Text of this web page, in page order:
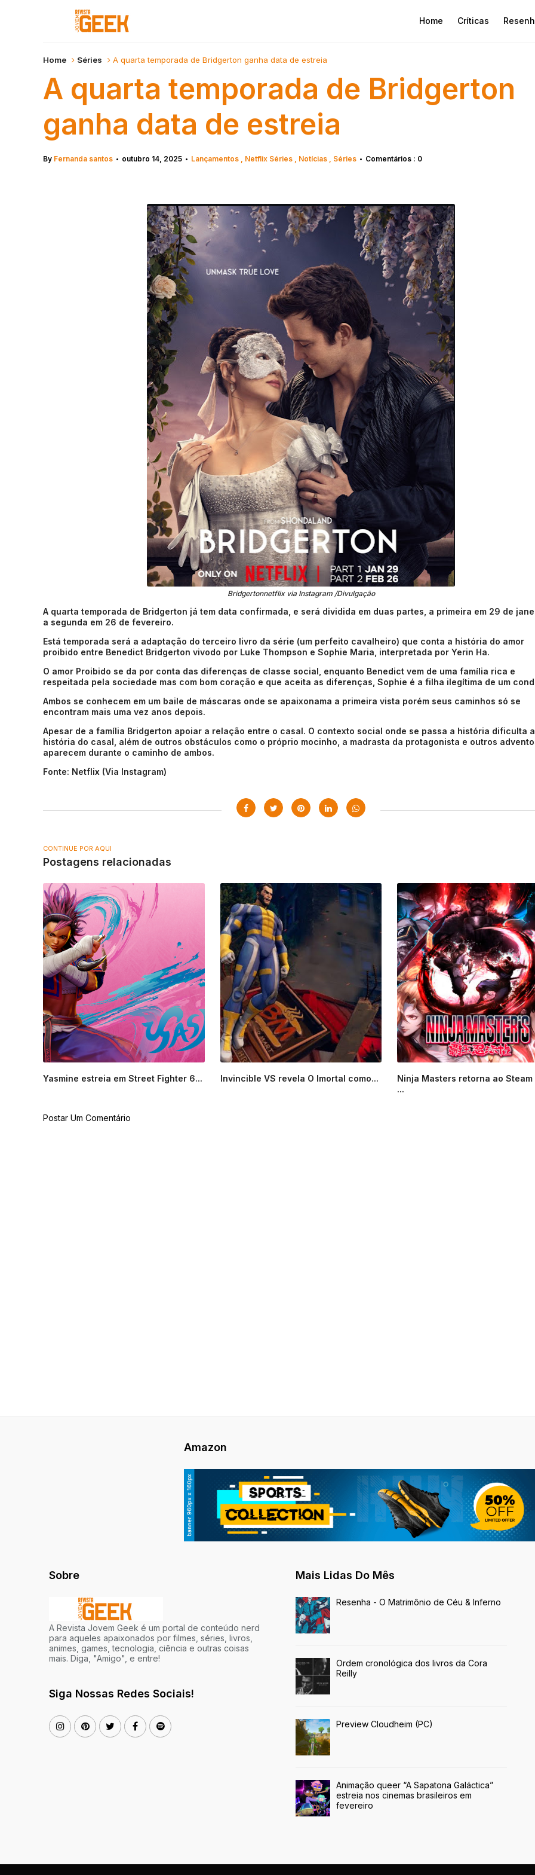
Home Críticas
Home Séries A quarta temporada de Bridgerton ganha data de estreia
A quarta temporada de Bridgerton
ganha data de estreia
By Fernanda santos • outubro 14, 2025 • Lançamentos Netflix Séries Notícias Séries • Comentários : 0
Bridgertonnetflix via Instagram /Divulgação
A quarta temporada de Bridgerton já tem data confirmada, e será dividida em duas partes, a primeira em 29 de
a segunda em 26 de fevereiro.
Está temporada será a adaptação do terceiro livro da série (um perfeito cavalheiro) que conta a história do amor
proibido entre Benedict Bridgerton vivodo por Luke Thompson e Sophie Maria, interpretada por Yerin Ha.
O amor Proibido se da por conta das diferenças de classe social, enquanto Benedict vem de uma família rica e
respeitada pela sociedade mas com bom coração e que aceita as diferenças, Sophie é a filha ilegítima de um
Ambos se conhecem em um baile de máscaras onde se apaixonama a primeira vista porém seus caminhos só se
encontram mais uma vez anos depois.
Apesar de a família Bridgerton apoiar a relação entre o casal. O contexto social onde se passa a história dificulta
história do casal, além de outros obstáculos como o próprio mocinho, a madrasta da protagonista e outros
aparecem durante o caminho de ambos.
Fonte: Netflix (Via Instagram)
CONTINUE POR AQUI
Postagens relacionadas
Yasmine estreia em Street Fighter 6... Invincible VS revela O Imortal como...
Ninja Masters retorna ao Steam
...
Postar Um Comentário
Amazon
Sobre
A Revista Jovem Geek é um portal de conteúdo nerd
para aqueles apaixonados por filmes, séries, livros,
animes, games, tecnologia, ciência e outras coisas
mais. Diga, "Amigo", e entre!
Siga Nossas Redes Sociais!
Mais Lidas Do Mês
Resenha - O Matrimônio de Céu & Inferno
Ordem cronológica dos livros da Cora
Reilly
Preview Cloudheim (PC)
Animação queer “A Sapatona Galáctica”
estreia nos cinemas brasileiros em
fevereiro